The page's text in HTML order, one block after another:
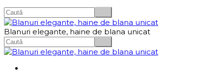
Blanuri elegante, haine de blana unicat